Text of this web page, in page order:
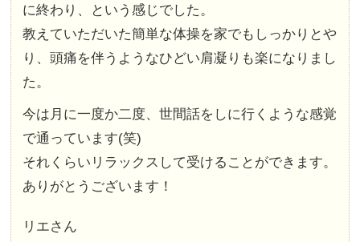
に終わり、という感じでした。
教えていただいた簡単な体操を家でもしっかりとや
り、頭痛を伴うようなひどい肩凝りも楽になりまし
た。
今は月に一度か二度、世間話をしに行くような感覚
で通っています(笑)
それくらいリラックスして受けることができます。
ありがとうございます！
リエさん